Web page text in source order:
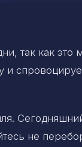
так как
и
не